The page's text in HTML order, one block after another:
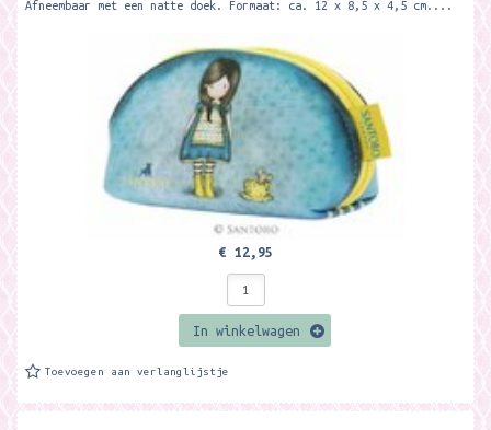
Afneembaar met een natte doek. Formaat: ca. 12 x 8,5 x 4,5 cm....
€ 12,95
In winkelwagen
Toevoegen aan verlanglijstje